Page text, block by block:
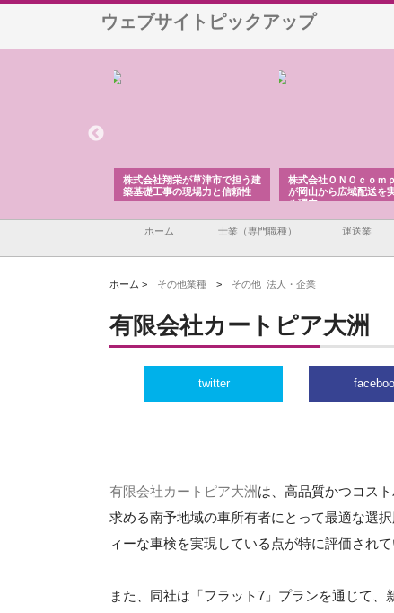
ウェブサイトピックアップ
株式会社翔栄が草津市で担う建
築基礎工事の現場力と信頼性
株式会社ＯＮＯｃｏｍｐａｎｙ
が岡山から広域配送を実現でき
る理由
株式
ンの
産形
ホーム 士業（専門職種） 運送業
ホーム > その他業種 > その他_法人・企業
有限会社カートピア大洲
twitter
有限会社カートピア大洲 は、高品質かつコス
求める南予地域の車所有者にとって最適な選
ィーな車検を実現している点が特に評価されて
また、同社は「フラット7」プランを通じて